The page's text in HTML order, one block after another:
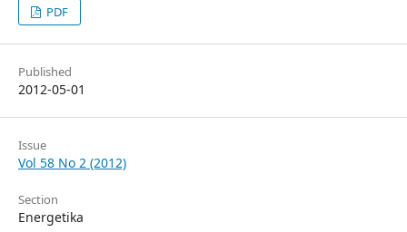
PDF
Published
2012-05-01
Issue
Vol 58 No 2 (2012)
Section
Energetika